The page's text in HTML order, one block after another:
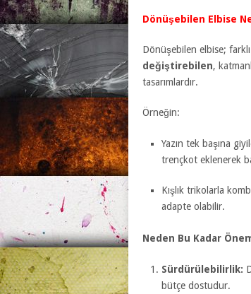
Dönüşebilen Elbise
Dönüşebilen elbise;
değiştirebilen,
tasarımlardır.
Örneğin:
Yazın tek başına
trençkot eklenerek
Kışlık trikolarla
adapte olabilir.
Neden Bu Kadar
Sürdürülebilirlik:
bütçe dostudur.